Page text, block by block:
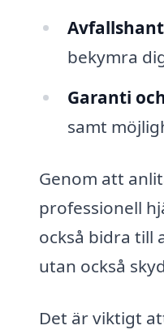
bekymra
Garanti
samt
Genom att
professionell
också bidra till
utan också
Det är viktigt